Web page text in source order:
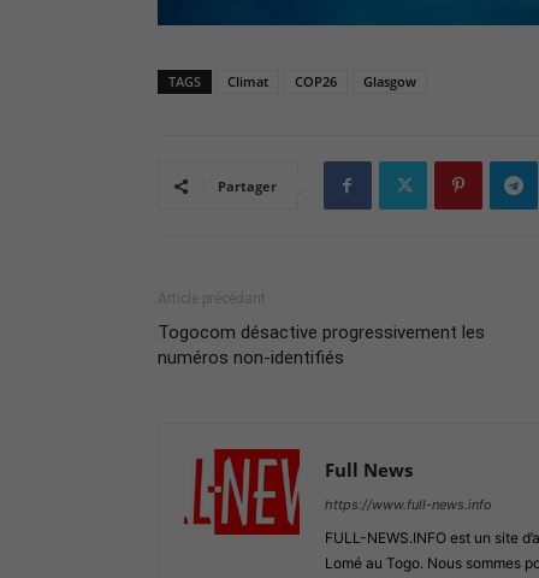
TAGS Climat COP26 Glasgow
Partager
Article précédant
Togocom désactive progressivement les
numéros non-identifiés
Full News
https://www.full-news.info
FULL-NEWS.INFO est un site
Lomé au Togo. Nous sommes